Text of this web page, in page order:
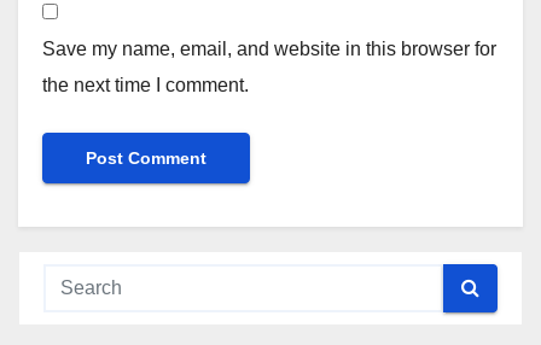
Save my name, email, and website in this browser for
the next time I comment.